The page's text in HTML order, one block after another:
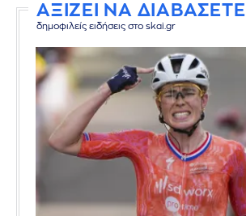
ΑΞΙΖΕΙ ΝΑ ΔΙΑΒΑΣΕΤΕ
δημοφιλείς ειδήσεις στο skai.gr